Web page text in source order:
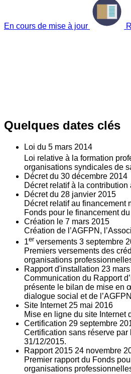
En cours de mise à jour
Quelques dates clés
Loi du 5 mars 2014
Loi relative à la formation
organisations syndicales de
Décret du 30 décembre 2014
Décret relatif à la
Décret du 28 janvier 2015
Décret relatif au financement
Fonds pour le financement
Création le 7 mars 2015
Création de l’AGFPN,
1er versements 3 septembre
Premiers versements des
organisations
Rapport d'installation 23
Communication du Rapport
présente le bilan de mise en
dialogue social et de
Site Internet 25 mai 2016
Mise en ligne du site Internet
Certification 29 septembre
Certification sans réserve par
31/12/2015.
Rapport 2015 24 novembre
Premier rapport du Fonds
organisations